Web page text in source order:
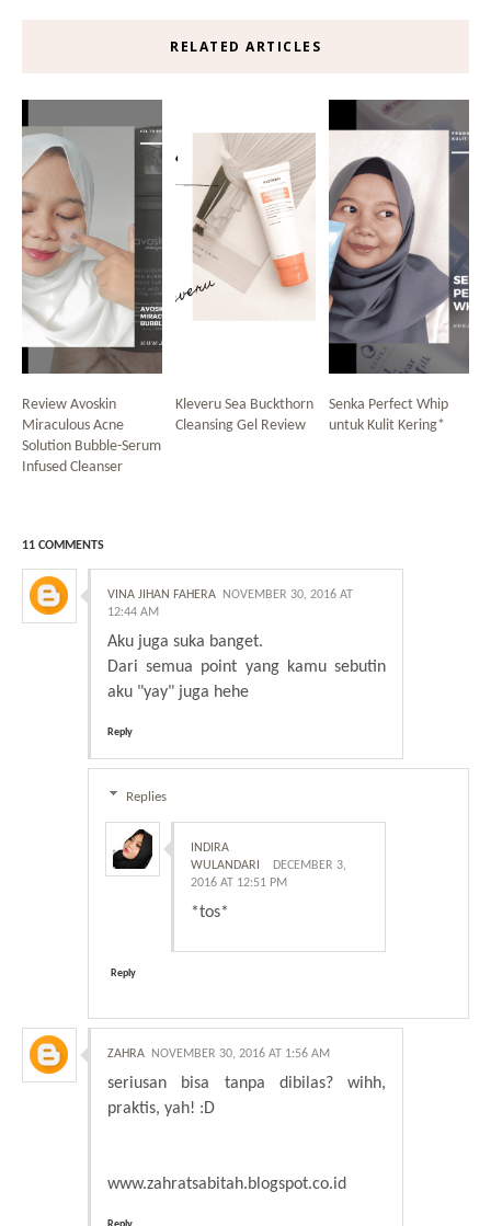
RELATED ARTICLES
Review Avoskin
Miraculous Acne
Solution Bubble-Serum
Infused Cleanser
Kleveru Sea Buckthorn
Cleansing Gel Review
Senka Perfect Whip
untuk Kulit Kering*
11 COMMENTS
VINA JIHAN FAHERA
NOVEMBER 30, 2016 AT
12:44 AM
Aku juga suka banget.
Dari semua point yang kamu sebutin
aku "yay" juga hehe
Reply
Replies
INDIRA
WULANDARI
DECEMBER 3,
2016 AT 12:51 PM
*tos*
Reply
ZAHRA NOVEMBER 30, 2016 AT 1:56 AM
seriusan bisa tanpa dibilas? wihh,
praktis, yah! :D
www.zahratsabitah.blogspot.co.id